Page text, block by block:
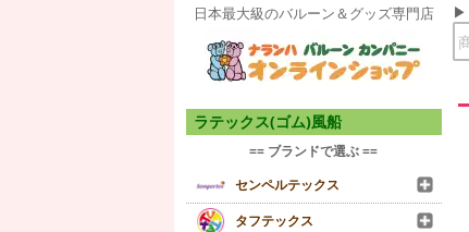
日本最大級のバルーン＆グッズ専門店
ラテックス(ゴム)風船
== ブランドで選ぶ ==
センペルテックス
タフテックス